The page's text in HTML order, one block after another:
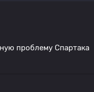
проблему Спартака